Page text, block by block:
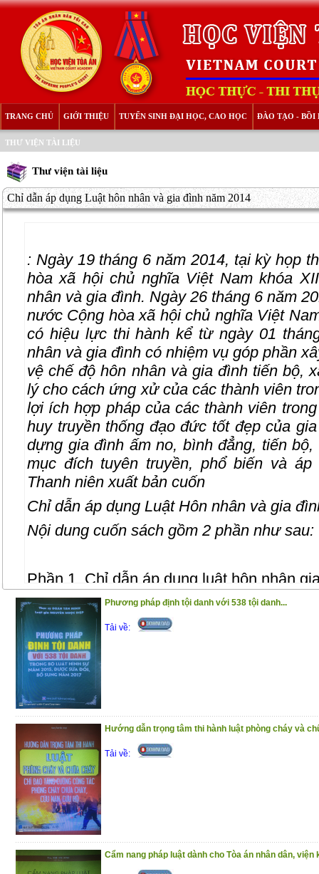
TRANG CHỦ GIỚI THIỆU TUYỂN SINH ĐẠI HỌC, CAO HỌC ĐÀO TẠO - BỒI
THƯ VIỆN TÀI LIỆU
Thư viện tài liệu
Chỉ dẫn áp dụng Luật hôn nhân và gia đình năm 2014
: Ngày 19 tháng 6 năm 2014, tại kỳ họp
hòa xã hội chủ nghĩa Việt Nam khóa
nhân và gia đình. Ngày 26 tháng 6 năm
nước Cộng hòa xã hội chủ nghĩa Việt
có hiệu lực thi hành kể từ ngày 01
nhân và gia đình có nhiệm vụ góp phần
vệ chế độ hôn nhân và gia đình tiến bộ,
lý cho cách ứng xử của các thành viên
lợi ích hợp pháp của các thành viên
huy truyền thống đạo đức tốt đẹp của
dựng gia đình ấm no, bình đẳng, tiến
mục đích tuyên truyền, phổ biến và
Thanh niên xuất bản cuốn
Chỉ dẫn áp dụng Luật Hôn nhân và gia
Nội dung cuốn sách gồm 2 phần như sau:
Phần 1. Chỉ dẫn áp dụng luật hôn nhân
Phần 2. Các văn bản hướng dẫn luật hôn
Trân trọng giới thiệu đến bạn đọc !
(7/1/2021)
Phương pháp định tội danh với 538 tội danh...
Tải về:
Hướng dẫn trọng tâm thi hành luật phòng cháy và
Tải về:
Cẩm nang pháp luật dành cho Tòa án nhân dân, viện